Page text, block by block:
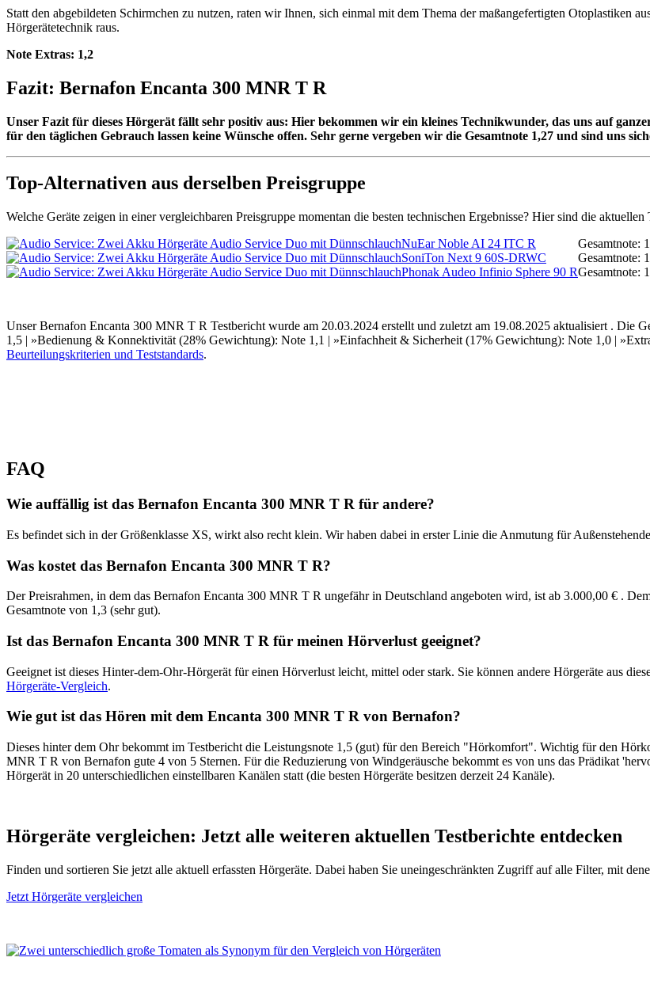
Statt den abgebildeten Schirmchen zu nutzen, raten wir Ihnen, sich einmal mit dem Thema der maßangefertigten Otoplastiken
Hörgerätetechnik raus.
Note Extras: 1,2
Fazit: Bernafon Encanta 300 MNR T R
Unser Fazit für dieses Hörgerät fällt sehr positiv aus: Hier bekommen wir ein kleines Technikwunder, das uns auf
für den täglichen Gebrauch lassen keine Wünsche offen. Sehr gerne vergeben wir die Gesamtnote 1,27 und sind uns
Top-Alternativen aus derselben Preisgruppe
Welche Geräte zeigen in einer vergleichbaren Preisgruppe momentan die besten technischen Ergebnisse? Hier sind die aktuellen
NuEar Noble AI 24 ITC R
Gesamtnote:
SoniTon Next 9 60S-DRWC
Gesamtnote:
Phonak Audeo Infinio Sphere 90 RGesamtnote:
Unser Bernafon Encanta 300 MNR T R Testbericht wurde am 20.03.2024 erstellt und zuletzt am 19.08.2025 aktualisiert . Die
1,5 | »Bedienung & Konnektivität (28% Gewichtung): Note 1,1 | »Einfachheit & Sicherheit (17% Gewichtung): Note 1,0 |
Beurteilungskriterien und Teststandards.
FAQ
Wie auffällig ist das Bernafon Encanta 300 MNR T R für andere?
Es befindet sich in der Größenklasse XS, wirkt also recht klein. Wir haben dabei in erster Linie die Anmutung für
Was kostet das Bernafon Encanta 300 MNR T R?
Der Preisrahmen, in dem das Bernafon Encanta 300 MNR T R ungefähr in Deutschland angeboten wird, ist ab 3.000,00 € .
Gesamtnote von 1,3 (sehr gut).
Ist das Bernafon Encanta 300 MNR T R für meinen Hörverlust geeignet?
Geeignet ist dieses Hinter-dem-Ohr-Hörgerät für einen Hörverlust leicht, mittel oder stark. Sie können andere Hörgeräte aus
Hörgeräte-Vergleich.
Wie gut ist das Hören mit dem Encanta 300 MNR T R von Bernafon?
Dieses hinter dem Ohr bekommt im Testbericht die Leistungsnote 1,5 (gut) für den Bereich "Hörkomfort". Wichtig für den
MNR T R von Bernafon gute 4 von 5 Sternen. Für die Reduzierung von Windgeräusche bekommt es von uns das Prädikat
Hörgerät in 20 unterschiedlichen einstellbaren Kanälen statt (die besten Hörgeräte besitzen derzeit 24 Kanäle).
Hörgeräte vergleichen: Jetzt alle weiteren aktuellen Testberichte entdecken
Finden und sortieren Sie jetzt alle aktuell erfassten Hörgeräte. Dabei haben Sie uneingeschränkten Zugriff auf alle Filter, mit
Jetzt Hörgeräte vergleichen